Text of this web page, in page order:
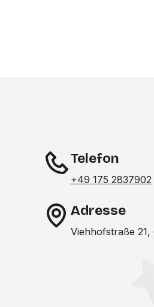
Telefon
+49 175 2837902
Adresse
Viehhofstraße